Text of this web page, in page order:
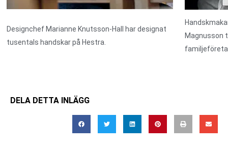
Designchef Marianne Knutsson-Hall har designat
tusentals handskar på Hestra.
Magnusson
DELA DETTA INLÄGG